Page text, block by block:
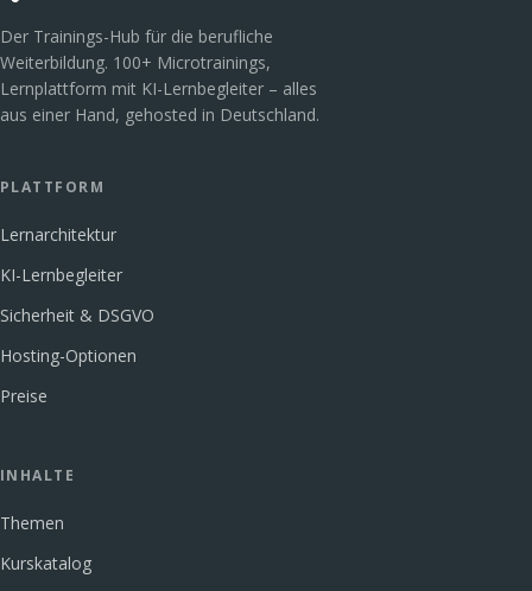
Der Trainings-Hub für die berufliche
Weiterbildung. 100+ Microtrainings,
Lernplattform mit KI-Lernbegleiter – alles
aus einer Hand, gehosted in Deutschland.
PLATTFORM
Lernarchitektur
KI-Lernbegleiter
Sicherheit & DSGVO
Hosting-Optionen
Preise
INHALTE
Themen
Kurskatalog